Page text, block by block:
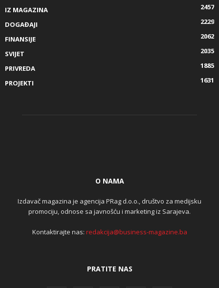
IZ MAGAZINA
2457
DOGAĐAJI
2229
FINANSIJE
2062
SVIJET
2035
PRIVREDA
1885
PROJEKTI
1631
O NAMA
Izdavač magazina je agencija PRag d.o.o., društvo za medijsku
promociju, odnose sa javnošću i marketing iz Sarajeva.
Kontaktirajte nas: redakcija@business-magazine.ba
PRATITE NAS